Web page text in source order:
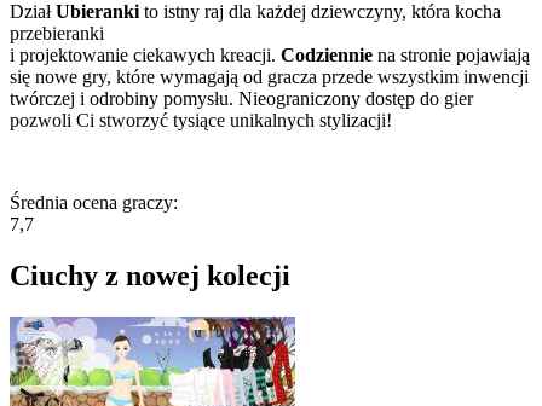
DziałUbieranki to istny raj dla każdej dziewczyny, która kocha
przebieranki
i projektowanie ciekawych kreacji. Codziennie na stronie pojawiają
się nowe gry, które wymagają od gracza przede wszystkim inwencji
twórczej i odrobiny pomysłu. Nieograniczony dostęp do gier
pozwoli Ci stworzyć tysiące unikalnych stylizacji!
Średnia ocena graczy:
7,7
Ciuchy z nowej kolecji